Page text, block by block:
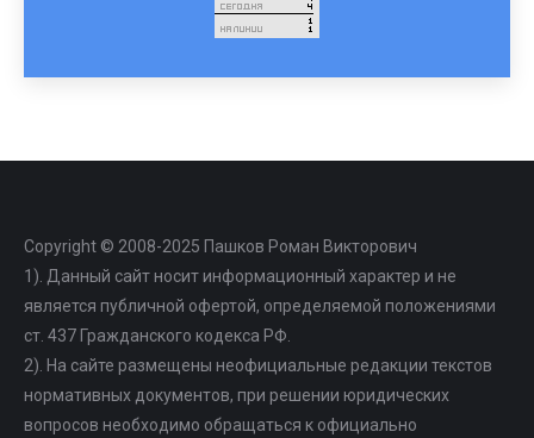
Copyright © 2008-2025 Пашков Роман Викторович
1). Данный сайт носит информационный характер и не
является публичной офертой, определяемой положениями
ст. 437 Гражданского кодекса РФ.
2). На сайте размещены неофициальные редакции текстов
нормативных документов, при решении юридических
вопросов необходимо обращаться к официально